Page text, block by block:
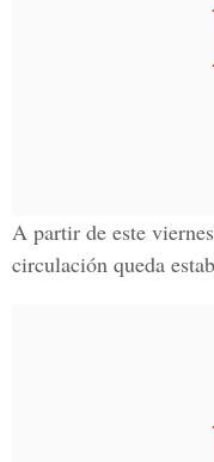
A partir de este
circulación queda